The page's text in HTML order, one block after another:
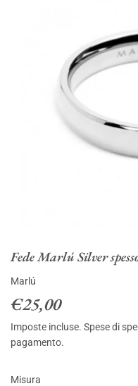
Fede Marlú Silver
Marlú
€25,00€25,00
Imposte incluse. Spese di
pagamento.
Misura